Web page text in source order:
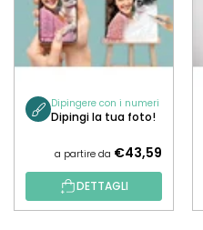
Dipingere con i numeri
Dipingi la tua foto!
a partire da €43,59
DETTAGLI